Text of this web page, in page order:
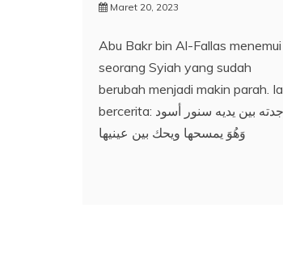
Maret 20, 2023
Abu Bakr bin Al-Fallas menemui
seorang Syiah yang sudah
berubah menjadi makin parah. Ia
bercerita: فوجدته بين يديه سنور أسود
وَهُوَ يمسحها ويحك بين عينيها